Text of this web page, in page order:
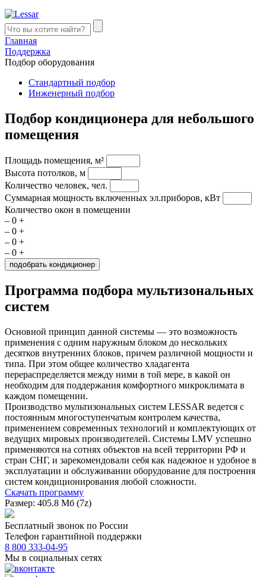
Главная
Поддержка
Подбор оборудования
Стандартный подбор
Инженерный подбор
Подбор кондиционера для небольшого
помещения
Площадь помещения, м²
Высота потолков, м
Количество человек, чел.
Суммарная мощность включенных эл.приборов, кВт
Количество окон в помещении
– 0 +
– 0 +
– 0 +
– 0 +
Программа подбора мультизональных
систем
Основной принцип данной системы — это возможность
применения с одним наружным блоком до нескольких
десятков внутренних блоков, причем различной мощности и
типа. При этом общее количество хладагента
перераспределяется между ними в той мере, в какой он
необходим для поддержания комфортного микроклимата в
каждом помещении.
Производство мультизональных систем LESSAR ведется с
постоянным многоступенчатым контролем качества,
применением современных технологий и комплектующих от
ведущих мировых производителей. Системы LMV успешно
применяются на сотнях объектов на всей территории РФ и
стран СНГ, и зарекомендовали себя как надежное и удобное в
эксплуатации и обслуживании оборудование для построения
систем кондиционирования любой сложности.
Скачать программу
Размер: 405.8 Мб (7z)
Бесплатный звонок по России
Телефон гарантийной поддержки
8 800 333-04-95
Мы в социальных сетях